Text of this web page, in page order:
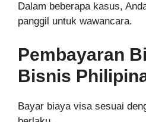
Dalam beberapa kasus,
panggil untuk wawancara.
Pembayaran
Bisnis
Bayar biaya visa sesuai